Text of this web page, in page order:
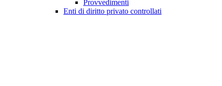
Provvedimenti
Enti di diritto privato controllati